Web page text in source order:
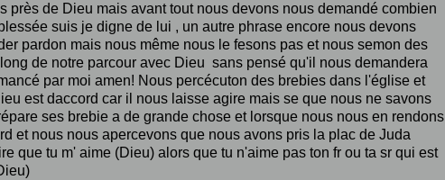
près de Dieu mais avant tout nous devons nous demandé combien
suis je digne de lui , un autre phrase encore nous devons
pardon mais nous même nous le fesons pas et nous semon des
de notre parcour avec Dieu sans pensé qu'il nous demandera
par moi amen! Nous percécuton des brebies dans l'église et
est daccord car il nous laisse agire mais se que nous ne savons
ses brebie a de grande chose et lorsque nous nous en rendons
et nous nous apercevons que nous avons pris la plac de Juda
que tu m' aime (Dieu) alors que tu n'aime pas ton fr ou ta sr qui est